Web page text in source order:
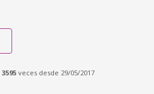
3595 veces desde 29/05/2017